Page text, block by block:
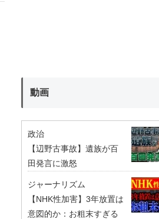
動画
政治
【辺野古事故】遺族が百
田発言に激怒
ジャーナリズム
【NHK性加害】3年放置は
意図的か：お粗末すぎる